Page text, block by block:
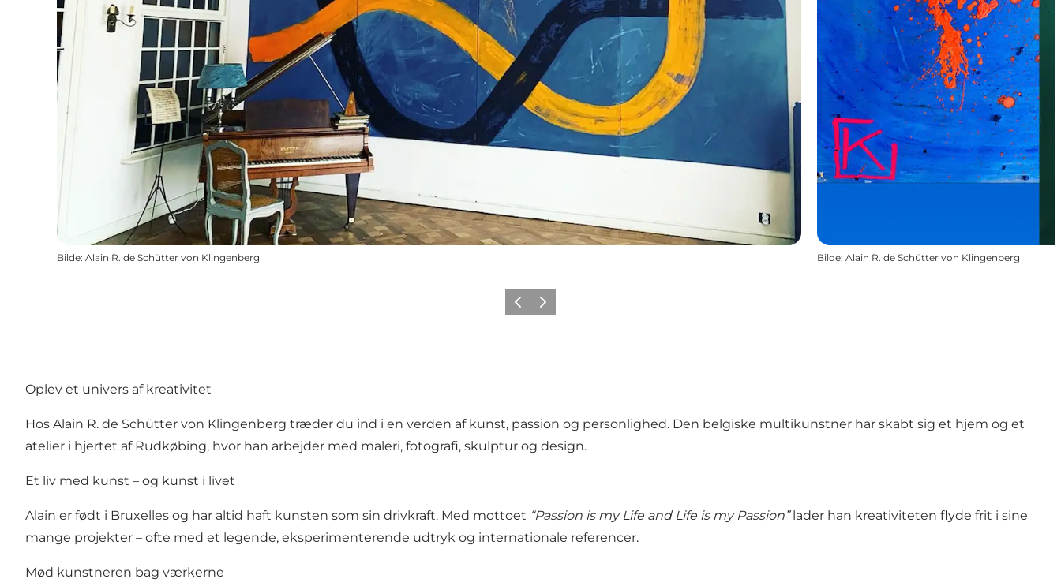
Bilde: Alain R. de Schütter von Klingenberg Bilde: Alain R. de Schütter von Klingenberg
ForrigeNeste
Oplev et univers af kreativitet
Hos Alain R. de Schütter von Klingenberg træder du ind i en verden af kunst, passion og personlighed. Den belgiske multikunstner har skabt sig et hjem og et
atelier i hjertet af Rudkøbing, hvor han arbejder med maleri, fotografi, skulptur og design.
Et liv med kunst – og kunst i livet
Alain er født i Bruxelles og har altid haft kunsten som sin drivkraft. Med mottoet “Passion is my Life and Life is my Passion”lader han kreativiteten flyde frit i sine
mange projekter – ofte med et legende, eksperimenterende udtryk og internationale referencer.
Mød kunstneren bag værkerne